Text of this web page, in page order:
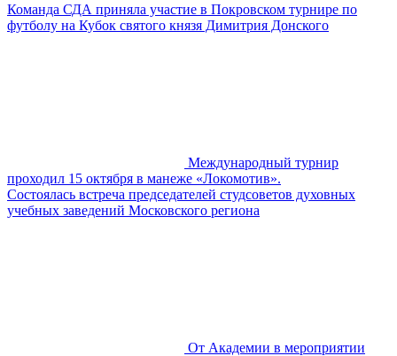
Команда СДА приняла участие в Покровском турнире по
футболу на Кубок святого князя Димитрия Донского
Международный турнир
проходил 15 октября в манеже «Локомотив».
Состоялась встреча председателей студсоветов духовных
учебных заведений Московского региона
От Академии в мероприятии